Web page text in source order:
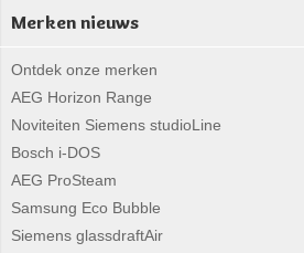
Merken nieuws
Ontdek onze merken
AEG Horizon Range
Noviteiten Siemens studioLine
Bosch i-DOS
AEG ProSteam
Samsung Eco Bubble
Siemens glassdraftAir